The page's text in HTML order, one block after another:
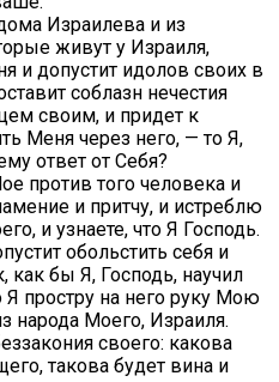
Израилева и из
живут у Израиля,
и допустит идолов своих в
соблазн нечестия
своим, и придет к
Меня через него, — то Я,
ответ от Себя?
против того человека и
и притчу, и истреблю
и узнаете, что Я Господь.
обольстить себя и
как бы Я, Господь, научил
Я простру на него руку Мою
народа Моего, Израиля.
своего: какова
такова будет вина и